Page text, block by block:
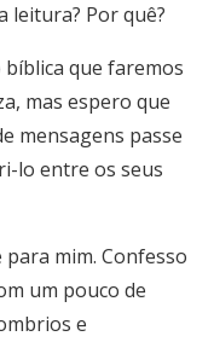
leitura? Por quê?
bíblica que faremos
mas espero que
mensagens passe
lo entre os seus
mim. Confesso
um pouco de
e